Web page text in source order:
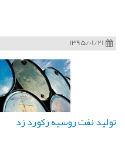
1395/01/21
تولید نفت روسیه رکورد زد